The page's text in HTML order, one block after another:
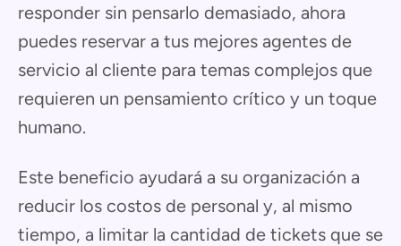
responder sin pensarlo demasiado, ahora
puedes reservar a tus mejores agentes de
servicio al cliente para temas complejos que
requieren un pensamiento crítico y un toque
humano.
Este beneficio ayudará a su organización a
reducir los costos de personal y, al mismo
tiempo, a limitar la cantidad de tickets que se